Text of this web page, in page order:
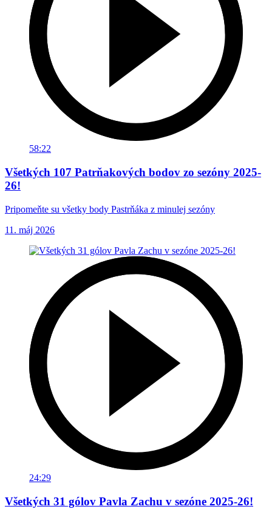
58:22
Všetkých 107 Patrňakových bodov zo sezóny 2025-
26!
Pripomeňte su všetky body Pastrňáka z minulej sezóny
11. máj 2026
24:29
Všetkých 31 gólov Pavla Zachu v sezóne 2025-26!